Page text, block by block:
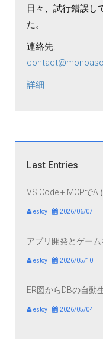
日々、試行錯誤し
た。
連絡先:
詳細
Last Entries
VS Code + MCPで
estoy 2026/06/07
アプリ開発とゲー
estoy 2026/05/10
ER図からDBの自動
estoy 2026/05/04